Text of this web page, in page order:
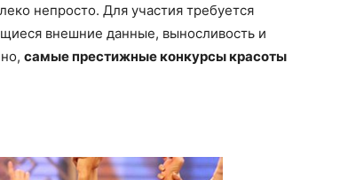
непросто. Для участия требуется
внешние данные, выносливость и
самые престижные конкурсы красоты